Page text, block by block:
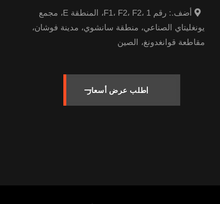
أضف.:
رقم F1، F2، F2، 1، المنطقة E، مجمع
يونغليتاي الصناعي، منطقة سانشوي، مدينة فوشان،
مقاطعة قوانغدونغ، الصين
طلب عرض أسعار